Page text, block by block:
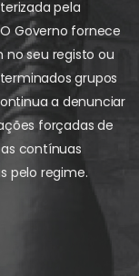
pela
Governo fornece
no seu registo ou
grupos
a denunciar
forçadas de
contínuas
pelo regime.